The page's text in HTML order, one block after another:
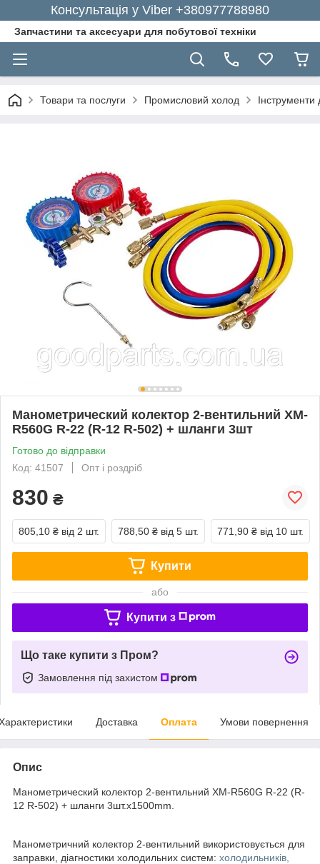
Консультація у Viber +380977788980
Запчастини та аксесуари для побутової техніки
Товари та послуги Промисловий холод
Манометрический колектор 2-вентильний XM-
R560G R-22 (R-12 R-502) + шланги 3шт
Готово до відправки
Код: 41507
Опт і роздріб
830 ₴
805,10 ₴ від 2 шт. 788,50 ₴ від 5 шт. 771,90 ₴ від 10 шт.
Купити
або
Купити з
Що таке купити з Пром?
Замовлення під захистом
Доставка Оплата Умови повернення
Опис
Манометрический колектор 2-вентильний XM-R560G R-22 (R-
12 R-502) + шланги 3шт.x1500mm.
Манометричний колектор 2-вентильний використовується для
заправки, діагностики холодильних систем: холодильників,